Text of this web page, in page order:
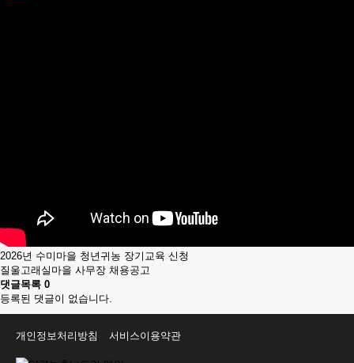
2026년 수미마을 청년귀농 장기교육 신청
질울고래실마을 사무장 채용공고
댓글목록 0
등록된 댓글이 없습니다.
개인정보처리방침 서비스이용약관